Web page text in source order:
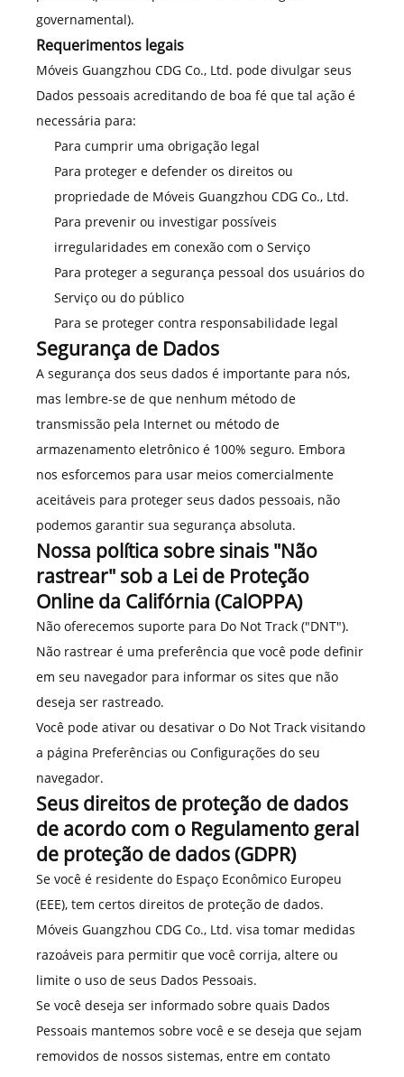
governamental).
Requerimentos legais
Móveis Guangzhou CDG Co., Ltd. pode divulgar seus
Dados pessoais acreditando de boa fé que tal ação é
necessária para:
Para cumprir uma obrigação legal
Para proteger e defender os direitos ou
propriedade de Móveis Guangzhou CDG Co., Ltd.
Para prevenir ou investigar possíveis
irregularidades em conexão com o Serviço
Para proteger a segurança pessoal dos usuários do
Serviço ou do público
Para se proteger contra responsabilidade legal
Segurança de Dados
A segurança dos seus dados é importante para nós,
mas lembre-se de que nenhum método de
transmissão pela Internet ou método de
armazenamento eletrônico é 100% seguro. Embora
nos esforcemos para usar meios comercialmente
aceitáveis para proteger seus dados pessoais, não
podemos garantir sua segurança absoluta.
Nossa política sobre sinais "Não
rastrear" sob a Lei de Proteção
Online da Califórnia (CalOPPA)
Não oferecemos suporte para Do Not Track ("DNT").
Não rastrear é uma preferência que você pode definir
em seu navegador para informar os sites que não
deseja ser rastreado.
Você pode ativar ou desativar o Do Not Track visitando
a página Preferências ou Configurações do seu
navegador.
Seus direitos de proteção de dados
de acordo com o Regulamento geral
de proteção de dados (GDPR)
Se você é residente do Espaço Econômico Europeu
(EEE), tem certos direitos de proteção de dados.
Móveis Guangzhou CDG Co., Ltd. visa tomar medidas
razoáveis para permitir que você corrija, altere ou
limite o uso de seus Dados Pessoais.
Se você deseja ser informado sobre quais Dados
Pessoais mantemos sobre você e se deseja que sejam
removidos de nossos sistemas, entre em contato